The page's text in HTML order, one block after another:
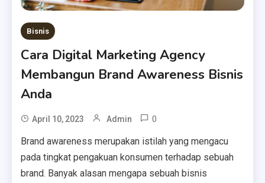
Bisnis
Cara Digital Marketing Agency
Membangun Brand Awareness Bisnis
Anda
April 10, 2023 Admin 0
Brand awareness merupakan istilah yang mengacu
pada tingkat pengakuan konsumen terhadap sebuah
brand. Banyak alasan mengapa sebuah bisnis